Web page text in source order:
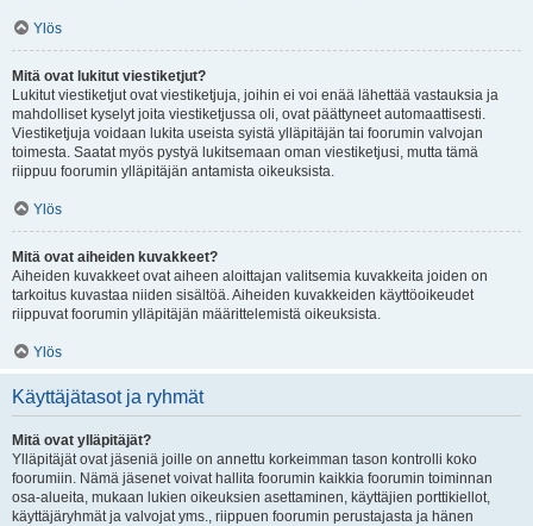
Ylös
Mitä ovat lukitut viestiketjut?
Lukitut viestiketjut ovat viestiketjuja, joihin ei voi enää lähettää vastauksia ja
mahdolliset kyselyt joita viestiketjussa oli, ovat päättyneet automaattisesti.
Viestiketjuja voidaan lukita useista syistä ylläpitäjän tai foorumin valvojan
toimesta. Saatat myös pystyä lukitsemaan oman viestiketjusi, mutta tämä
riippuu foorumin ylläpitäjän antamista oikeuksista.
Ylös
Mitä ovat aiheiden kuvakkeet?
Aiheiden kuvakkeet ovat aiheen aloittajan valitsemia kuvakkeita joiden on
tarkoitus kuvastaa niiden sisältöä. Aiheiden kuvakkeiden käyttöoikeudet
riippuvat foorumin ylläpitäjän määrittelemistä oikeuksista.
Ylös
Käyttäjätasot ja ryhmät
Mitä ovat ylläpitäjät?
Ylläpitäjät ovat jäseniä joille on annettu korkeimman tason kontrolli koko
foorumiin. Nämä jäsenet voivat hallita foorumin kaikkia foorumin toiminnan
osa-alueita, mukaan lukien oikeuksien asettaminen, käyttäjien porttikiellot,
käyttäjäryhmät ja valvojat yms., riippuen foorumin perustajasta ja hänen